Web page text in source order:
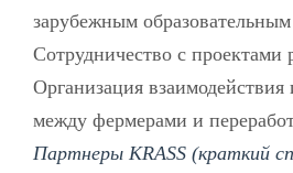
зарубежным
Сотрудничество с проектами
Организация взаимодействия
между фермерами и
Партнеры KRASS (краткий